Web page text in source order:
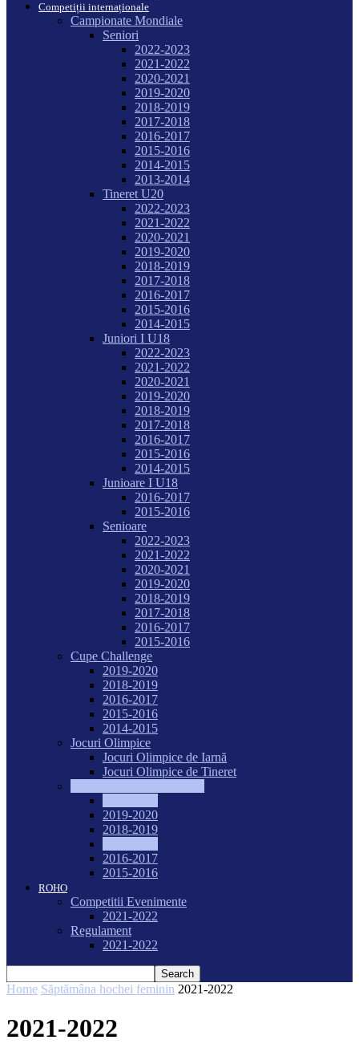
Competiții internaționale
Campionate Mondiale
Seniori
2022-2023
2021-2022
2020-2021
2019-2020
2018-2019
2017-2018
2016-2017
2015-2016
2014-2015
2013-2014
Tineret U20
2022-2023
2021-2022
2020-2021
2019-2020
2018-2019
2017-2018
2016-2017
2015-2016
2014-2015
Juniori I U18
2022-2023
2021-2022
2020-2021
2019-2020
2018-2019
2017-2018
2016-2017
2015-2016
2014-2015
Junioare I U18
2016-2017
2015-2016
Senioare
2022-2023
2021-2022
2020-2021
2019-2020
2018-2019
2017-2018
2016-2017
2015-2016
Cupe Challenge
2019-2020
2018-2019
2016-2017
2015-2016
2014-2015
Jocuri Olimpice
Jocuri Olimpice de Iarnă
Jocuri Olimpice de Tineret
2019-2020
2018-2019
2016-2017
2015-2016
ROHO
Competitii Evenimente
2021-2022
Regulament
2021-2022
Home Săptămâna hochei feminin 2021-2022
2021-2022